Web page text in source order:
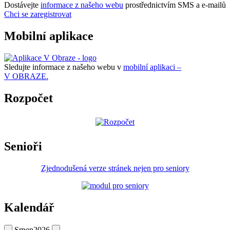
Dostávejte informace z našeho webu prostřednictvím SMS a e-mailů
Chci se zaregistrovat
Mobilní aplikace
Sledujte informace z našeho webu v mobilní aplikaci –
V OBRAZE.
Rozpočet
Senioři
Zjednodušená verze stránek nejen pro seniory
Kalendář